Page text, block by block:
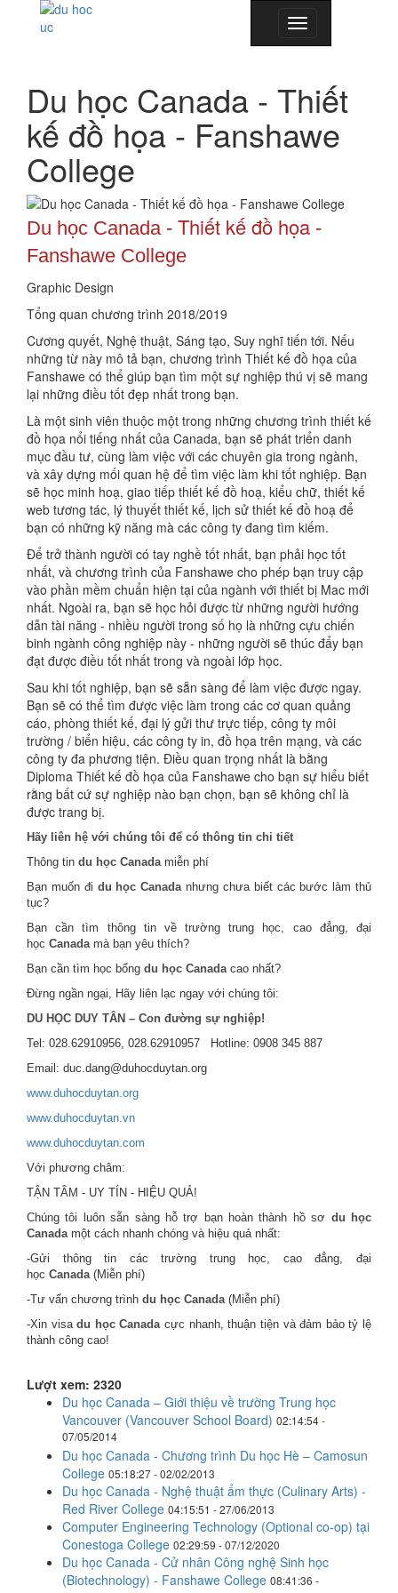
Toggle
navigation
Du học Canada - Thiết
kế đồ họa - Fanshawe
College
Du học Canada- Thiết kế đồ họa -
Fanshawe College
Graphic Design
Tổng quan chương trình 2018/2019
Cương quyết, Nghệ thuật, Sáng tạo, Suy nghĩ tiến tới. Nếu
những từ này mô tả bạn, chương trình Thiết kế đồ họa của
Fanshawe có thể giúp bạn tìm một sự nghiệp thú vị sẽ mang
lại những điều tốt đẹp nhất trong bạn.
Là một sinh viên thuộc một trong những chương trình thiết kế
đồ họa nổi tiếng nhất của Canada, bạn sẽ phát triển danh
mục đầu tư, cùng làm việc với các chuyên gia trong ngành,
và xây dựng mối quan hệ để tìm việc làm khi tốt nghiệp. Bạn
sẽ học minh hoạ, giao tiếp thiết kế đồ hoạ, kiểu chữ, thiết kế
web tương tác, lý thuyết thiết kế, lịch sử thiết kế đồ hoạ để
bạn có những kỹ năng mà các công ty đang tìm kiếm.
Để trở thành người có tay nghề tốt nhất, bạn phải học tốt
nhất, và chương trình của Fanshawe cho phép bạn truy cập
vào phần mềm chuẩn hiện tại của ngành với thiết bị Mac mới
nhất. Ngoài ra, bạn sẽ học hỏi được từ những người hướng
dẫn tài năng - nhiều người trong số họ là những cựu chiến
binh ngành công nghiệp này - những người sẽ thúc đẩy bạn
đạt được điều tốt nhất trong và ngoài lớp học.
Sau khi tốt nghiệp, bạn sẽ sẵn sàng để làm việc được ngay.
Bạn sẽ có thể tìm được việc làm trong các cơ quan quảng
cáo, phòng thiết kế, đại lý gửi thư trực tiếp, công ty môi
trường / biển hiệu, các công ty in, đồ họa trên mạng, và các
công ty đa phương tiện. Điều quan trọng nhất là bằng
Diploma Thiết kế đồ họa của Fanshawe cho bạn sự hiểu biết
rằng bất cứ sự nghiệp nào bạn chọn, bạn sẽ không chỉ là
được trang bị.
Hãy liên hệ với chúng tôi để có thông tin chi tiết
Thông tin du học Canadamiễn phí
Bạn muốn đi du học Canadanhưng chưa biết các bước làm thủ
tục?
Bạn cần tìm thông tin về trường trung học, cao đẳng, đại
học Canadamà bạn yêu thích?
Bạn cần tìm học bổng du học Canadacao nhất?
Đừng ngần ngại, Hãy liên lạc ngay với chúng tôi:
DU HỌC DUY TÂN – Con đường sự nghiệp!
Tel: 028.62910956, 028.62910957 Hotline: 0908 345 887
Email: duc.dang@duhocduytan.org
www.duhocduytan.org
www.duhocduytan.vn
www.duhocduytan.com
Với phương châm:
TẬN TÂM - UY TÍN - HIỆU QUẢ!
Chúng tôi luôn sẵn sàng hỗ trợ bạn hoàn thành hồ sơ du học
Canadamột cách nhanh chóng và hiệu quả nhất:
-Gửi thông tin các trường trung học, cao đẳng, đại
học Canada(Miễn phí)
-Tư vấn chương trình du học Canada(Miễn phí)
-Xin visadu học Canadacực nhanh, thuận tiện và đảm bảo tỷ lệ
thành công cao!
Lượt xem: 2320
Du học Canada – Giới thiệu về trường Trung học
Vancouver (Vancouver School Board) 02:14:54 -
07/05/2014
Du học Canada - Chương trình Du học Hè – Camosun
College 05:18:27 - 02/02/2013
Du học Canada - Nghệ thuật ẩm thực (Culinary Arts) -
Red River College 04:15:51 - 27/06/2013
Computer Engineering Technology (Optional co-op) tại
Conestoga College 02:29:59 - 07/12/2020
Du học Canada - Cử nhân Công nghệ Sinh học
(Biotechnology) - Fanshawe College 08:41:36 -